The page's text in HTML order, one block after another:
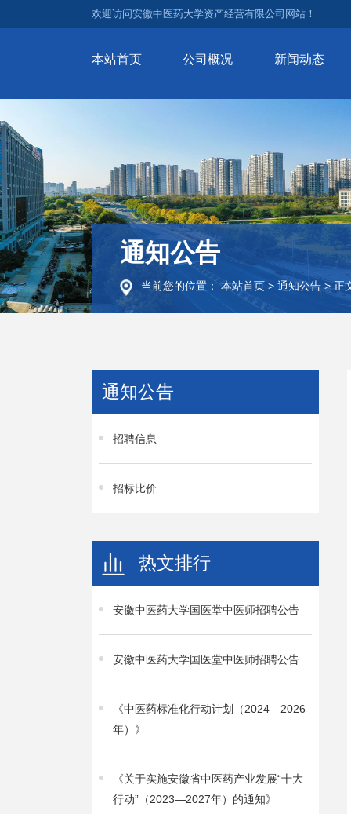
欢迎访问安徽中医药大学资产经营有限公司网站！
本站首页 公司概况 新闻动态
通知公告
当前您的位置： 本站首页> 通知公告>正
通知公告
招聘信息
招标比价
热文排行
安徽中医药大学国医堂中医师招聘公告
安徽中医药大学国医堂中医师招聘公告
《中医药标准化行动计划（2024—2026
年）》
《关于实施安徽省中医药产业发展“十大
行动”（2023—2027年）的通知》